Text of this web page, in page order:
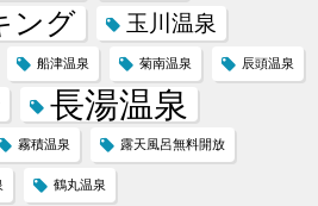
ング 玉川温泉
船津温泉 菊南温泉 辰頭温泉
長湯温泉
霧積温泉 露天風呂無料開放
鶴丸温泉